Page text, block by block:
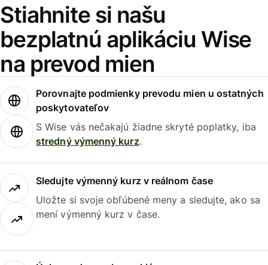
Stiahnite si našu
bezplatnú aplikáciu Wise
na prevod mien
Porovnajte podmienky prevodu mien u ostatných
poskytovateľov
S Wise vás nečakajú žiadne skryté poplatky, iba
stredný výmenný kurz.
Sledujte výmenný kurz v reálnom čase
Uložte si svoje obľúbené meny a sledujte, ako sa
mení výmenný kurz v čase.